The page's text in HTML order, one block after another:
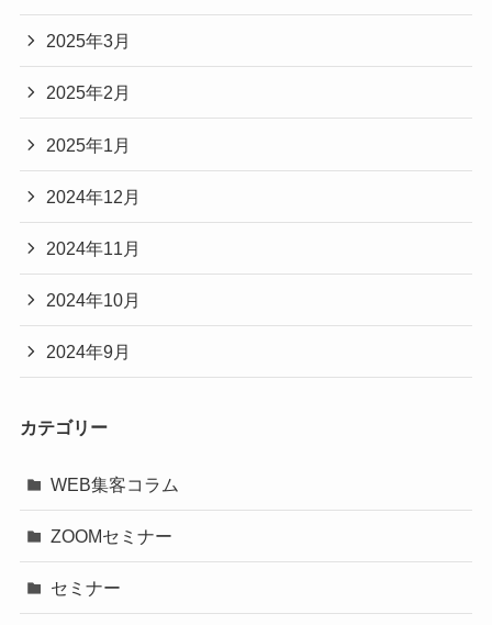
2025年3月
2025年2月
2025年1月
2024年12月
2024年11月
2024年10月
2024年9月
カテゴリー
WEB集客コラム
ZOOMセミナー
セミナー